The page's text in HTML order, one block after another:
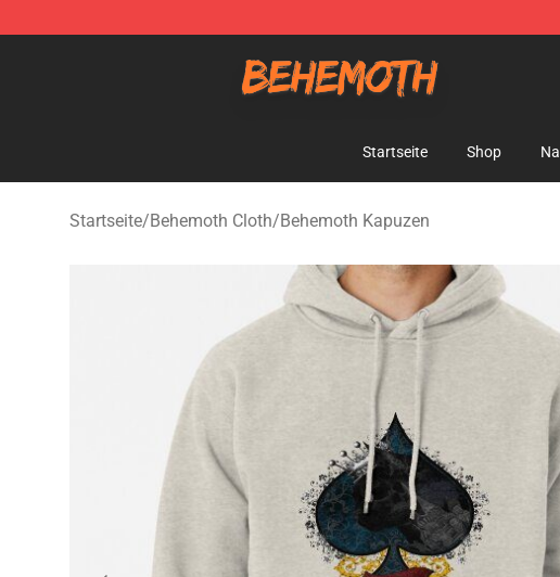
Startseite Shop
Startseite/Behemoth Cloth/Behemoth Kapuzen